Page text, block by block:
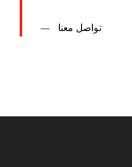
تواصل معنا